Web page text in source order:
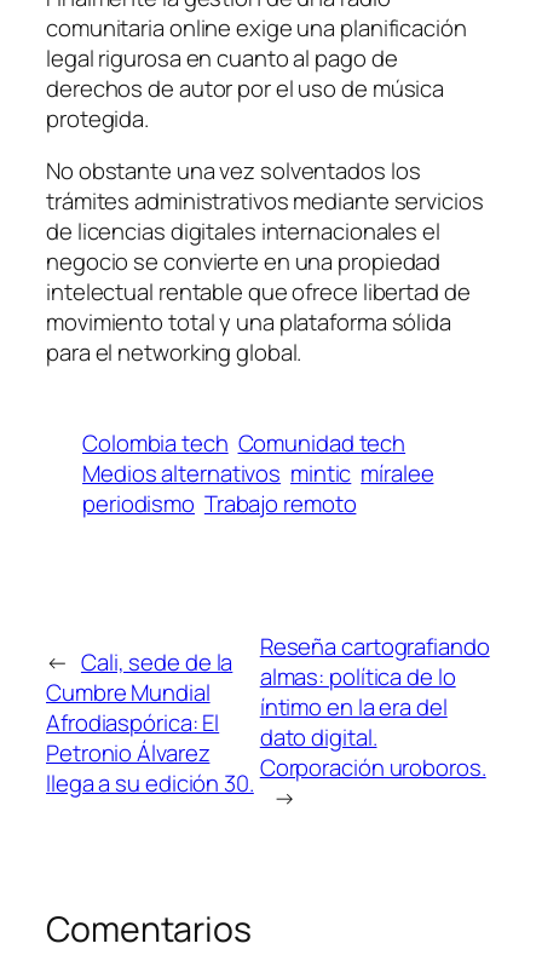
comunitaria online exige una planificación
legal rigurosa en cuanto al pago de
derechos de autor por el uso de música
protegida.
No obstante una vez solventados los
trámites administrativos mediante servicios
de licencias digitales internacionales el
negocio se convierte en una propiedad
intelectual rentable que ofrece libertad de
movimiento total y una plataforma sólida
para el networking global.
Colombia tech Comunidad tech
Medios alternativos mintic míralee
periodismo Trabajo remoto
← Cali, sede de la
Cumbre Mundial
Afrodiaspórica: El
Petronio Álvarez
llega a su edición 30.
Reseña cartografiando
almas: política de lo
íntimo en la era del
dato digital.
Corporación uroboros.
→
Comentarios